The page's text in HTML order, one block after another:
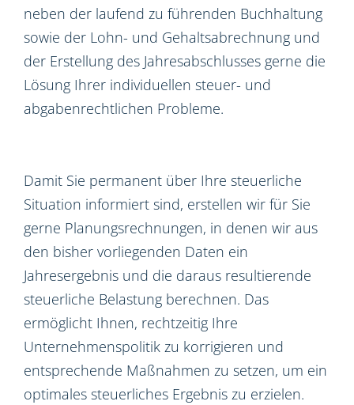
neben der laufend zu führenden Buchhaltung
sowie der Lohn- und Gehaltsabrechnung und
der Erstellung des Jahresabschlusses gerne die
Lösung Ihrer individuellen steuer- und
abgabenrechtlichen Probleme.
Damit Sie permanent über Ihre steuerliche
Situation informiert sind, erstellen wir für Sie
gerne Planungsrechnungen, in denen wir aus
den bisher vorliegenden Daten ein
Jahresergebnis und die daraus resultierende
steuerliche Belastung berechnen. Das
ermöglicht Ihnen, rechtzeitig Ihre
Unternehmenspolitik zu korrigieren und
entsprechende Maßnahmen zu setzen, um ein
optimales steuerliches Ergebnis zu erzielen.